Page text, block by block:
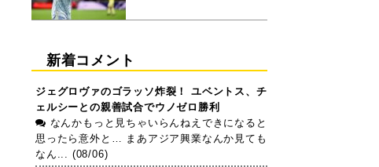
新着コメント
ジェグロヴァのゴラッソ炸裂！ ユベントス、チ
ェルシーとの親善試合でウノゼロ勝利
なんかもっと見ちゃいらんねえできになると
思ったら意外と… まあアジア興業なんか見ても
なん... (08/06)